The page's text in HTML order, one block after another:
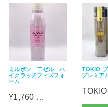
ミルボン 二ゼル ハ
イクラッチフィズフォ
ーム
¥1,760 …
TOKIO プ
プレミア